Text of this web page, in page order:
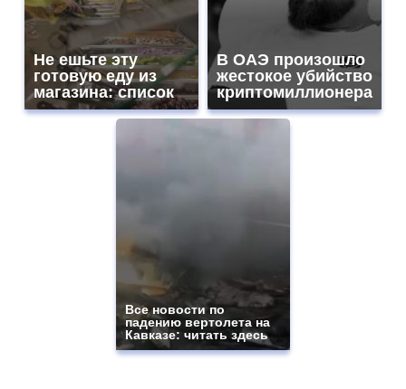
Не ешьте эту
готовую еду из
магазина: список
В ОАЭ произошло
жестокое убийство
криптомиллионера
Все новости по
падению вертолета на
Кавказе: читать здесь